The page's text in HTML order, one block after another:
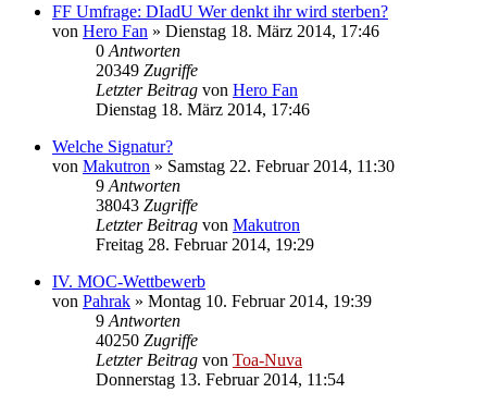
FF Umfrage: DIadU Wer denkt ihr wird sterben?
von Hero Fan » Dienstag 18. März 2014, 17:46
0 Antworten
20349 Zugriffe
Letzter Beitrag von Hero Fan
Dienstag 18. März 2014, 17:46
Welche Signatur?
von Makutron » Samstag 22. Februar 2014, 11:30
9 Antworten
38043 Zugriffe
Letzter Beitrag von Makutron
Freitag 28. Februar 2014, 19:29
IV. MOC-Wettbewerb
von Pahrak » Montag 10. Februar 2014, 19:39
9 Antworten
40250 Zugriffe
Letzter Beitrag von Toa-Nuva
Donnerstag 13. Februar 2014, 11:54